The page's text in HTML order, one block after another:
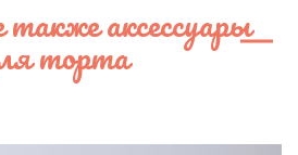
аксессуары
торта